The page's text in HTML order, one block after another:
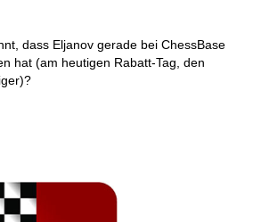
dass Eljanov gerade bei ChessBase
hat (am heutigen Rabatt-Tag, den